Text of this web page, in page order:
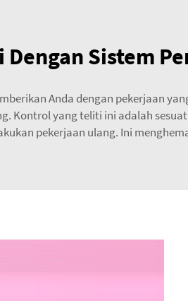
Sistem
Anda dengan pekerjaan
Kontrol yang teliti ini adalah
pekerjaan ulang. Ini